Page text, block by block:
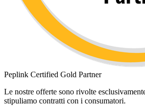
Peplink Certified Gold Partner
Le nostre offerte sono rivolte
stipuliamo contratti con i consumatori.